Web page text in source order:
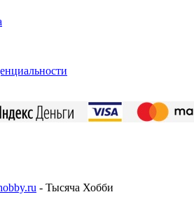
- Тысяча Хобби